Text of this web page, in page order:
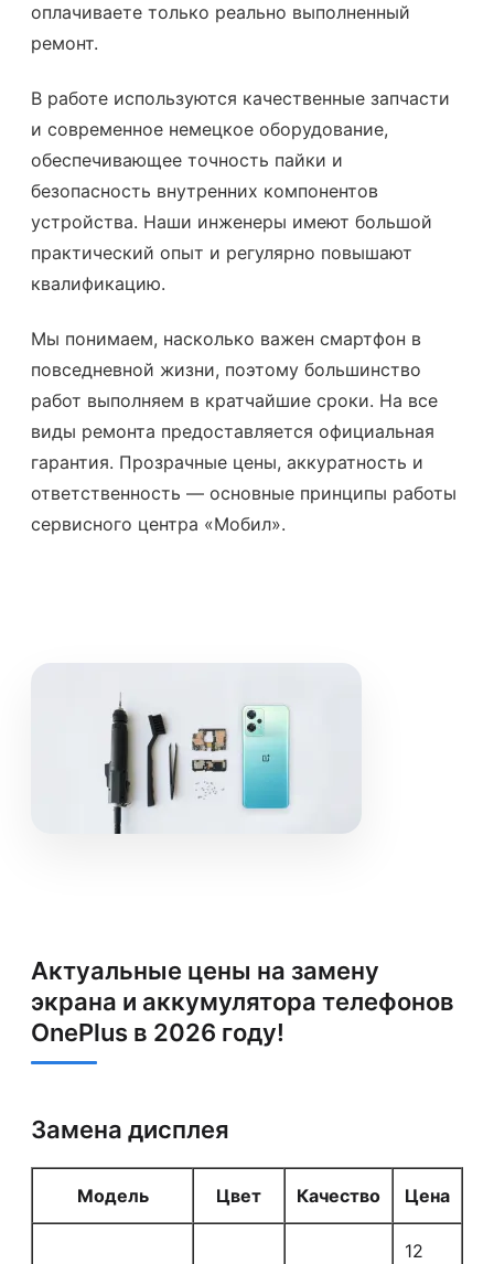
оплачиваете только реально выполненный
ремонт.
В работе используются качественные запчасти
и современное немецкое оборудование,
обеспечивающее точность пайки и
безопасность внутренних компонентов
устройства. Наши инженеры имеют большой
практический опыт и регулярно повышают
квалификацию.
Мы понимаем, насколько важен смартфон в
повседневной жизни, поэтому большинство
работ выполняем в кратчайшие сроки. На все
виды ремонта предоставляется официальная
гарантия. Прозрачные цены, аккуратность и
ответственность — основные принципы работы
сервисного центра «Мобил».
Актуальные цены на замену
экрана и аккумулятора телефонов
OnePlus в 2026 году!
Замена дисплея
Модель Цвет Качество Цена
12